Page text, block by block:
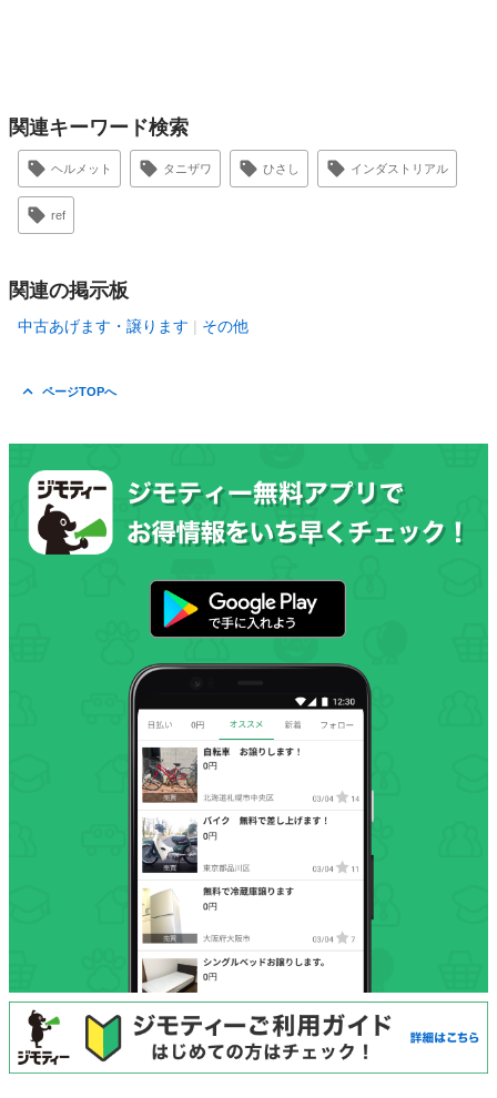
関連キーワード検索
ヘルメット タニザワ ひさし インダストリアル
ref
関連の掲示板
中古あげます・譲ります その他
ページTOPへ